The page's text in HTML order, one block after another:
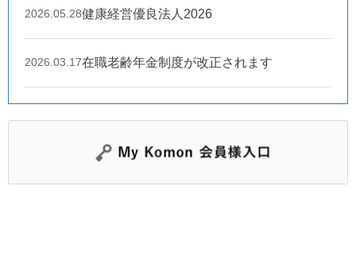
2026.05.28健康経営優良法人2026
2026.03.17在職老齢年金制度が改正されます